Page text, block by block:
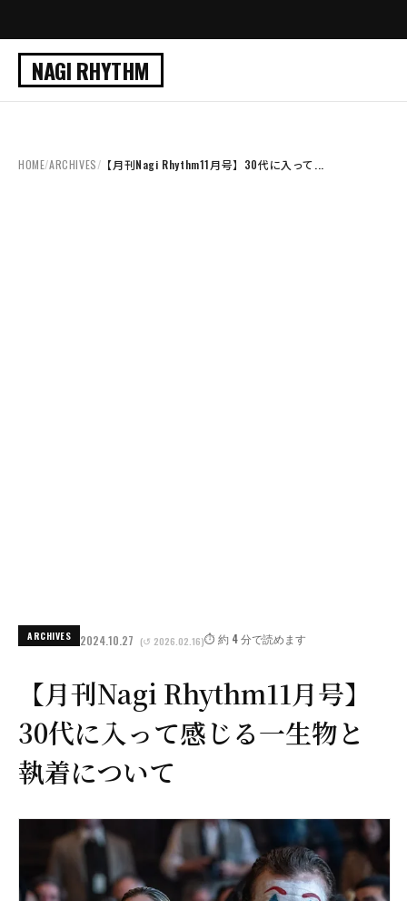
NAGI RHYTHM
HOME/ARCHIVES/ 【月刊Nagi Rhythm11月号】30代に入って...
ARCHIVES 2024.10.27 (↺ 2026.02.16)⏱️ 約 4 分で読めます
【月刊Nagi Rhythm11月号】
30代に入って感じる一生物と
執着について